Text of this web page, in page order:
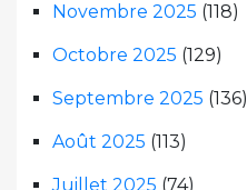
Novembre 2025 (118)
Octobre 2025 (129)
Septembre 2025 (136)
Août 2025 (113)
Juillet 2025 (74)